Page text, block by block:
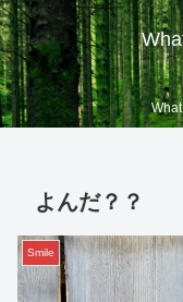
よんだ？？
Smile